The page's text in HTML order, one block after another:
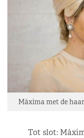
Máxima met de
Tot slot: